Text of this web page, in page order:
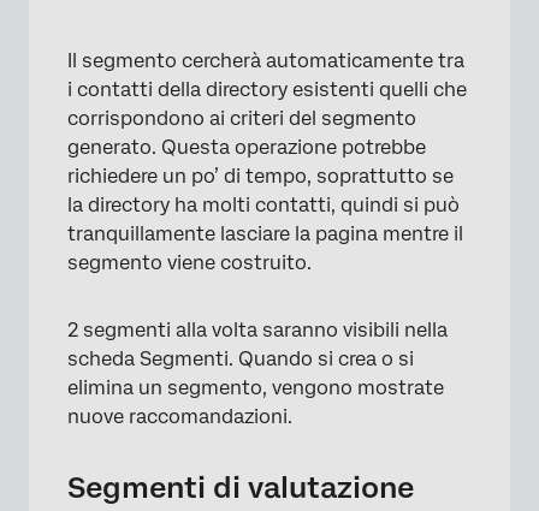
×
×
Il segmento cercherà automaticamente tra
i contatti della directory esistenti quelli che
corrispondono ai criteri del segmento
generato. Questa operazione potrebbe
richiedere un po’ di tempo, soprattutto se
la directory ha molti contatti, quindi si può
tranquillamente lasciare la pagina mentre il
segmento viene costruito.
2 segmenti alla volta saranno visibili nella
scheda Segmenti. Quando si crea o si
elimina un segmento, vengono mostrate
nuove raccomandazioni.
Segmenti di valutazione